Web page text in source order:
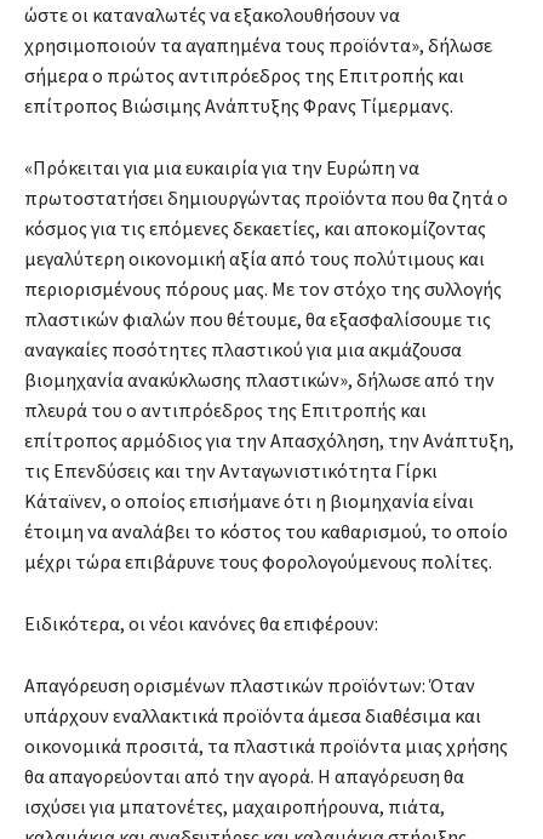
ώστε οι καταναλωτές να εξακολουθήσουν να
χρησιμοποιούν τα αγαπημένα τους προϊόντα», δήλωσε
σήμερα ο πρώτος αντιπρόεδρος της Επιτροπής και
επίτροπος Βιώσιμης Ανάπτυξης Φρανς Τίμερμανς.
«Πρόκειται για μια ευκαιρία για την Ευρώπη να
πρωτοστατήσει δημιουργώντας προϊόντα που θα ζητά ο
κόσμος για τις επόμενες δεκαετίες, και αποκομίζοντας
μεγαλύτερη οικονομική αξία από τους πολύτιμους και
περιορισμένους πόρους μας. Με τον στόχο της συλλογής
πλαστικών φιαλών που θέτουμε, θα εξασφαλίσουμε τις
αναγκαίες ποσότητες πλαστικού για μια ακμάζουσα
βιομηχανία ανακύκλωσης πλαστικών», δήλωσε από την
πλευρά του ο αντιπρόεδρος της Επιτροπής και
επίτροπος αρμόδιος για την Απασχόληση, την Ανάπτυξη,
τις Επενδύσεις και την Ανταγωνιστικότητα Γίρκι
Κάταϊνεν, ο οποίος επισήμανε ότι η βιομηχανία είναι
έτοιμη να αναλάβει το κόστος του καθαρισμού, το οποίο
μέχρι τώρα επιβάρυνε τους φορολογούμενους πολίτες.
Ειδικότερα, οι νέοι κανόνες θα επιφέρουν:
Απαγόρευση ορισμένων πλαστικών προϊόντων: Όταν
υπάρχουν εναλλακτικά προϊόντα άμεσα διαθέσιμα και
οικονομικά προσιτά, τα πλαστικά προϊόντα μιας χρήσης
θα απαγορεύονται από την αγορά. Η απαγόρευση θα
ισχύσει για μπατονέτες, μαχαιροπήρουνα, πιάτα,